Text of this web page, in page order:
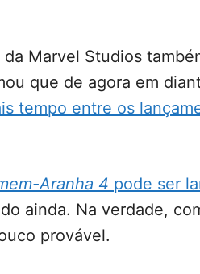
Marvel Studios
que de agora em
tempo entre os
Aranha 4 pode ser
ainda. Na verdade,
provável.